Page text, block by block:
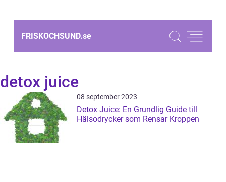
FRISKOCHSUND.se
detox juice
08 september 2023
Detox Juice: En Grundlig Guide till
Hälsodrycker som Rensar Kroppen